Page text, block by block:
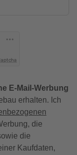
E-Mail-Werbung
erhalten. Ich
die
die
Kaufdaten,